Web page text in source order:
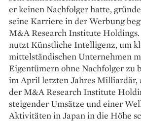
er keinen Nachfolger hatte,
seine Karriere in der Werbung
M&A Research Institute
nutzt Künstliche Intelligenz, um
mittelständischen Unternehmen
Eigentümern ohne Nachfolger zu
im April letzten Jahres Milliardär,
der M&A Research Institute
steigender Umsätze und einer
Aktivitäten in Japan in die Höhe